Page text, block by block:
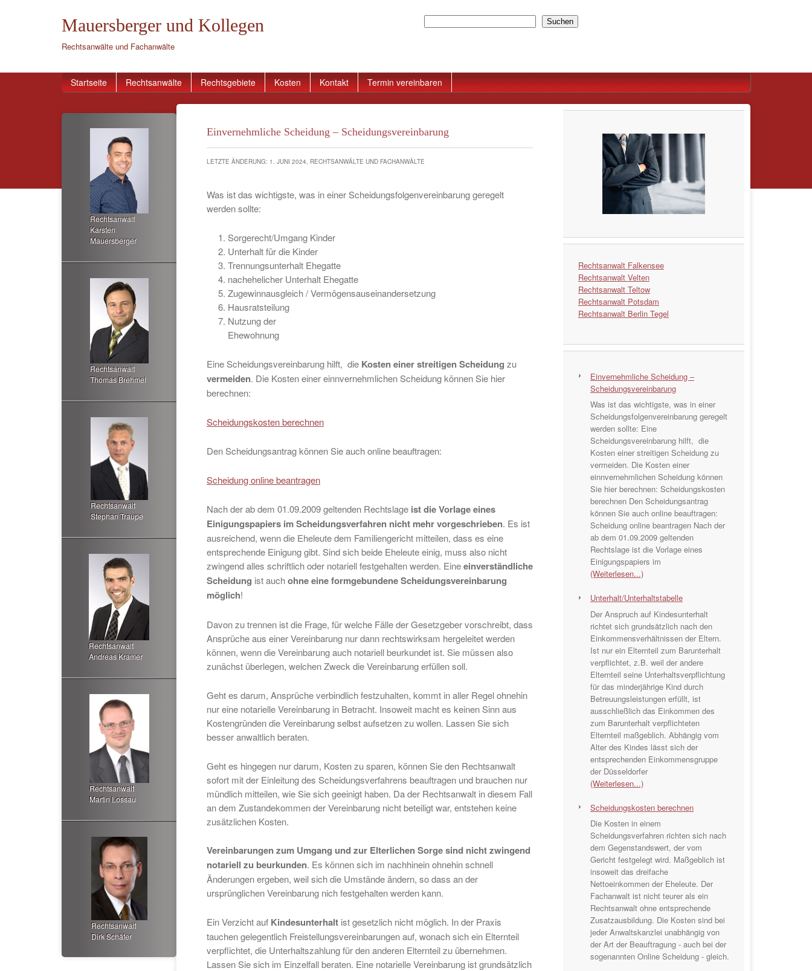
Mauersberger und Kollegen
Rechtsanwälte und Fachanwälte
Suchen
Startseite Rechtsanwälte Rechtsgebiete Kosten Kontakt Termin vereinbaren
Einvernehmliche Scheidung – Scheidungsvereinbarung
LETZTE ÄNDERUNG: 1. JUNI 2024, RECHTSANWÄLTE UND FACHANWÄLTE
Was ist das wichtigste, was in einer Scheidungsfolgenvereinbarung geregelt
werden sollte:
Sorgerecht/Umgang Kinder
Unterhalt für die Kinder
Trennungsunterhalt Ehegatte
nachehelicher Unterhalt Ehegatte
Zugewinnausgleich / Vermögensauseinandersetzung
Hausratsteilung
Nutzung der
Ehewohnung
Eine Scheidungsvereinbarung hilft, die Kosten einer streitigen Scheidung zu
vermeiden. Die Kosten einer einnvernehmlichen Scheidung können Sie hier
berechnen:
Scheidungskosten berechnen
Den Scheidungsantrag können Sie auch online beauftragen:
Scheidung online beantragen
Nach der ab dem 01.09.2009 geltenden Rechtslage ist die Vorlage eines
Einigungspapiers im Scheidungsverfahren nicht mehr vorgeschrieben. Es ist
ausreichend, wenn die Eheleute dem Familiengericht mitteilen, dass es eine
entsprechende Einigung gibt. Sind sich beide Eheleute einig, muss also nicht
zwingend alles schriftlich oder notariell festgehalten werden. Eineeinverständliche
Scheidung ist auchohne eine formgebundene Scheidungsvereinbarung
möglich!
Davon zu trennen ist die Frage, für welche Fälle der Gesetzgeber vorschreibt, dass
Ansprüche aus einer Vereinbarung nur dann rechtswirksam hergeleitet werden
können, wenn die Vereinbarung auch notariell beurkundet ist. Sie müssen also
zunächst überlegen, welchen Zweck die Vereinbarung erfüllen soll.
Geht es darum, Ansprüche verbindlich festzuhalten, kommt in aller Regel ohnehin
nur eine notarielle Vereinbarung in Betracht. Insoweit macht es keinen Sinn aus
Kostengründen die Vereinbarung selbst aufsetzen zu wollen. Lassen Sie sich
besser anwaltlich beraten.
Geht es hingegen nur darum, Kosten zu sparen, können Sie den Rechtsanwalt
sofort mit der Einleitung des Scheidungsverfahrens beauftragen und brauchen nur
mündlich mitteilen, wie Sie sich geeinigt haben. Da der Rechtsanwalt in diesem Fall
an dem Zustandekommen der Vereinbarung nicht beteiligt war, entstehen keine
zusätzlichen Kosten.
Vereinbarungen zum Umgang und zur Elterlichen Sorge sind nicht zwingend
notariell zu beurkunden. Es können sich im nachhinein ohnehin schnell
Änderungen ergeben, weil sich die Umstände ändern, so dass an der
ursprünglichen Vereinbarung nich festgehalten werden kann.
Ein Verzicht auf Kindesunterhalt ist gesetzlich nicht möglich. In der Praxis
tauchen gelegentlich Freistellungsvereinbarungen auf, wonach sich ein Elternteil
verpflichtet, die Unterhaltszahlung für den anderen Elternteil zu übernehmen.
Lassen Sie sich im Einzelfall beraten. Eine notarielle Vereinbarung ist grundsätzlich
Rechtsanwalt Falkensee
Rechtsanwalt Velten
Rechtsanwalt Teltow
Rechtsanwalt Potsdam
Rechtsanwalt Berlin Tegel
Einvernehmliche Scheidung –
Scheidungsvereinbarung
Was ist das wichtigste, was in einer
Scheidungsfolgenvereinbarung geregelt
werden sollte: Eine
Scheidungsvereinbarung hilft, die
Kosten einer streitigen Scheidung zu
vermeiden. Die Kosten einer
einnvernehmlichen Scheidung können
Sie hier berechnen: Scheidungskosten
berechnen Den Scheidungsantrag
können Sie auch online beauftragen:
Scheidung online beantragen Nach der
ab dem 01.09.2009 geltenden
Rechtslage ist die Vorlage eines
Einigungspapiers im
(Weiterlesen...)
Unterhalt/Unterhaltstabelle
Der Anspruch auf Kindesunterhalt
richtet sich grundsätzlich nach den
Einkommensverhältnissen der Eltern.
Ist nur ein Elternteil zum Barunterhalt
verpflichtet, z.B. weil der andere
Elternteil seine Unterhaltsverpflichtung
für das minderjährige Kind durch
Betreuungsleistungen erfüllt, ist
ausschließlich das Einkommen des
zum Barunterhalt verpflichteten
Elternteil maßgeblich. Abhängig vom
Alter des Kindes lässt sich der
entsprechenden Einkommensgruppe
der Düsseldorfer
(Weiterlesen...)
Scheidungskosten berechnen
Die Kosten in einem
Scheidungsverfahren richten sich nach
dem Gegenstandswert, der vom
Gericht festgelegt wird. Maßgeblich ist
insoweit das dreifache
Nettoeinkommen der Eheleute. Der
Fachanwalt ist nicht teurer als ein
Rechtsanwalt ohne entsprechende
Zusatzausbildung. Die Kosten sind bei
jeder Anwaltskanzlei unabhängig von
der Art der Beauftragung - auch bei der
sogenannten Online Scheidung - gleich.
Rechtsanwalt
Karsten
Mauersberger
Rechtsanwalt
Thomas Brehmel
Rechtsanwalt
Stephan Traupe
Rechtsanwalt
Andreas Kramer
Rechtsanwalt
Martin Lossau
Rechtsanwalt
Dirk Schäfer